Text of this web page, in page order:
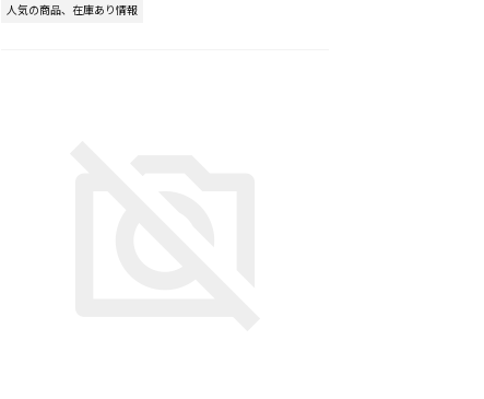
人気の商品、在庫あり情報